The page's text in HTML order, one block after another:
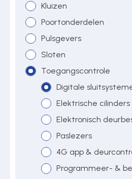
Kluizen
Poortonderdelen
Pulsgevers
Sloten
Toegangscontrole
Digitale
Elektrische cilinders
Elektronisch
Paslezers
4G app &
Programmeer- &